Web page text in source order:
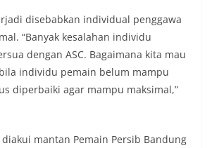
disebabkan individual penggawa
“Banyak kesalahan individu
dengan ASC. Bagaimana kita mau
individu pemain belum mampu
diperbaiki agar mampu maksimal,”
mantan Pemain Persib Bandung